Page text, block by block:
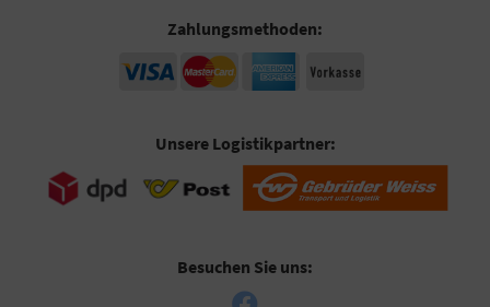
Zahlungsmethoden:
Unsere Logistikpartner:
Besuchen Sie uns: